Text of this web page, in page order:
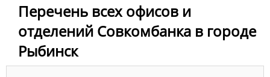
Перечень всех офисов и
отделений Совкомбанка в городе
Рыбинск